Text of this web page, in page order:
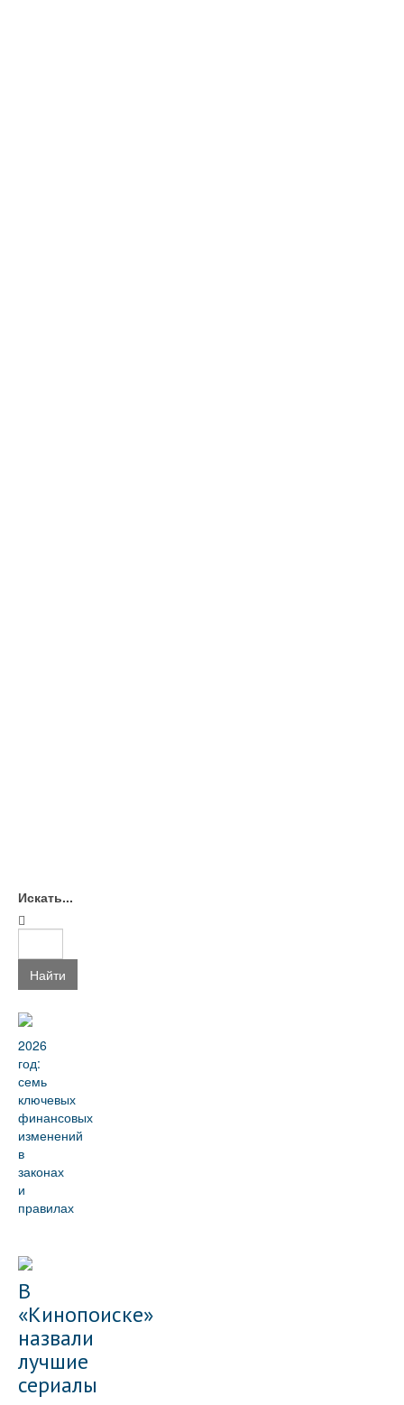
Искать...
Найти
2026
год:
семь
ключевых
финансовых
изменений
в
законах
и
правилах
В
«Кинопоиске»
назвали
лучшие
сериалы